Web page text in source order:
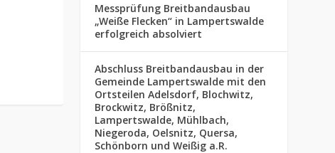
Messprüfung Breitbandausbau
„Weiße Flecken“ in Lampertswalde
erfolgreich absolviert
Abschluss Breitbandausbau in der
Gemeinde Lampertswalde mit den
Ortsteilen Adelsdorf, Blochwitz,
Brockwitz, Brößnitz,
Lampertswalde, Mühlbach,
Niegeroda, Oelsnitz, Quersa,
Schönborn und Weißig a.R.